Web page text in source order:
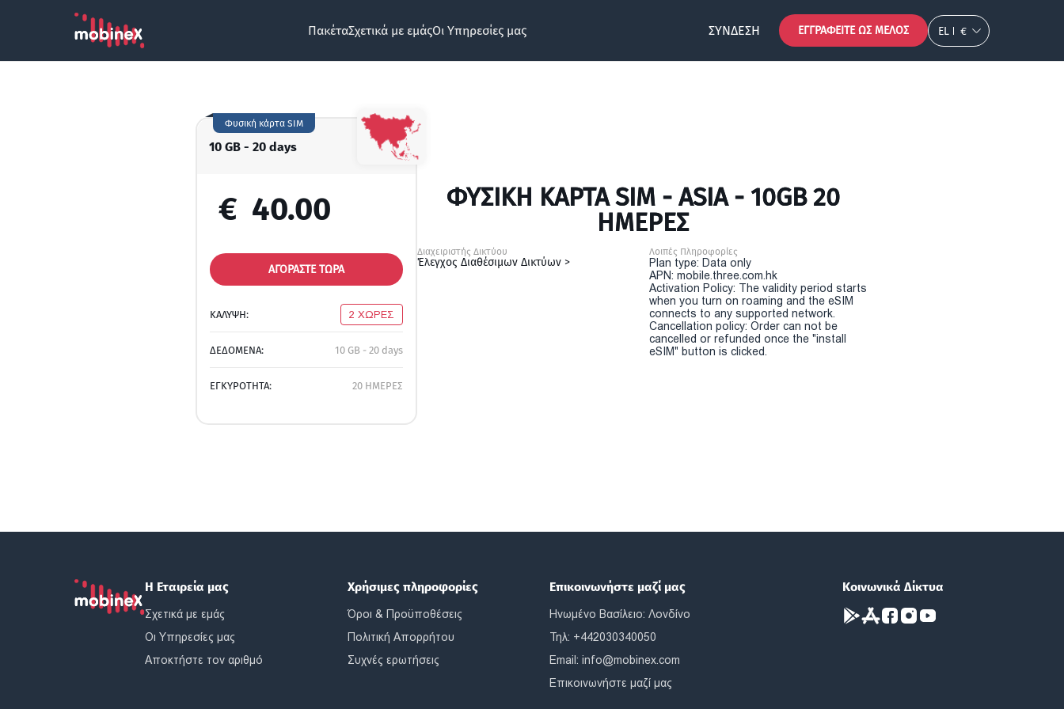
ΠακέταΣχετικά με εμάςΟι Υπηρεσίες μας ΣΎΝΔΕΣΗ ΕΓΓΡΑΦΕΊΤΕ ΩΣ ΜΈΛΟΣ EL €
10 GB - 20 days
Φυσική κάρτα SIM
€ 40.00
ΑΓΟΡΑΣΤΕ ΤΩΡΑ
ΚΑΛΥΨΗ: 2 ΧΩΡΕΣ
ΔΕΔΟΜΕΝΑ: 10 GB - 20 days
ΕΓΚΥΡΟΤΗΤΑ: 20 ΗΜΕΡΕΣ
ΦΥΣΙΚΉ ΚΆΡΤΑ SIM - ASIA - 10GB 20
ΗΜΕΡΕΣ
Διαχειριστής Δικτύου
Έλεγχος Διαθέσιμων Δικτύων >
Λοιπές Πληροφορίες
Plan type: Data only
APN: mobile.three.com.hk
Activation Policy: The validity period starts
when you turn on roaming and the eSIM
connects to any supported network.
Cancellation policy: Order can not be
cancelled or refunded once the "install
eSIM" button is clicked.
Η Εταιρεία μας
Σχετικά με εμάς
Οι Υπηρεσίες μας
Αποκτήστε τον αριθμό
Χρήσιμες πληροφορίες
Όροι & Προϋποθέσεις
Πολιτική Απορρήτου
Συχνές ερωτήσεις
Επικοινωνήστε μαζί μας
Ηνωμένο Βασίλειο: Λονδίνο
Τηλ: +442030340050
Email:info@mobinex.com
Επικοινωνήστε μαζί μας
Κοινωνικά Δίκτυα